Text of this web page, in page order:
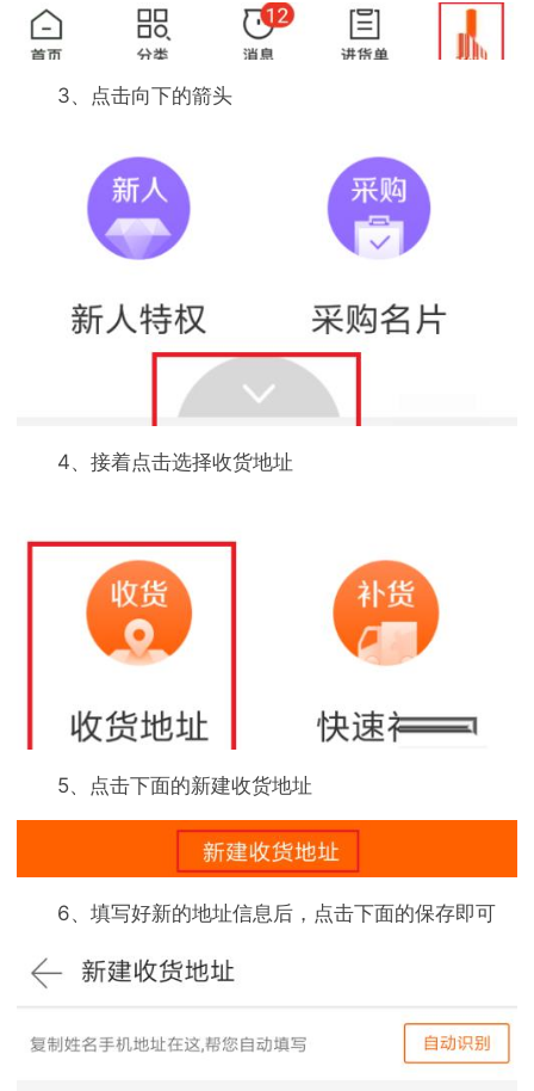
3、点击向下的箭头
4、接着点击选择收货地址
5、点击下面的新建收货地址
6、填写好新的地址信息后，点击下面的保存即可